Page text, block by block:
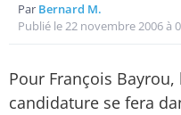
Par Bernard M.
Publié le 22 novembre 2006 à
Pour François
candidature se fera